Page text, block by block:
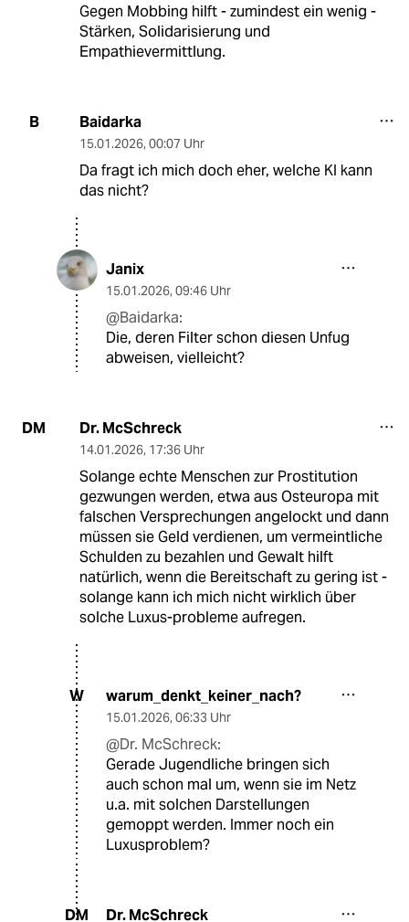
Gegen Mobbing hilft - zumindest ein wenig -
Stärken, Solidarisierung und
Empathievermittlung.
B Baidarka
15.01.2026, 00:07 Uhr
Da fragt ich mich doch eher, welche KI kann
das nicht?
Janix
15.01.2026, 09:46 Uhr
@Baidarka:
Die, deren Filter schon diesen Unfug
abweisen, vielleicht?
DM Dr. McSchreck
14.01.2026, 17:36 Uhr
Solange echte Menschen zur Prostitution
gezwungen werden, etwa aus Osteuropa mit
falschen Versprechungen angelockt und dann
müssen sie Geld verdienen, um vermeintliche
Schulden zu bezahlen und Gewalt hilft
natürlich, wenn die Bereitschaft zu gering ist -
solange kann ich mich nicht wirklich über
solche Luxus-probleme aufregen.
W warum_denkt_keiner_nach?
15.01.2026, 06:33 Uhr
@Dr. McSchreck:
Gerade Jugendliche bringen sich
auch schon mal um, wenn sie im Netz
u.a. mit solchen Darstellungen
gemoppt werden. Immer noch ein
Luxusproblem?
DM Dr. McSchreck